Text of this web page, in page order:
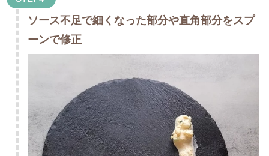
ソース不足で細くなった部分や直角部分をスプ
ーンで修正